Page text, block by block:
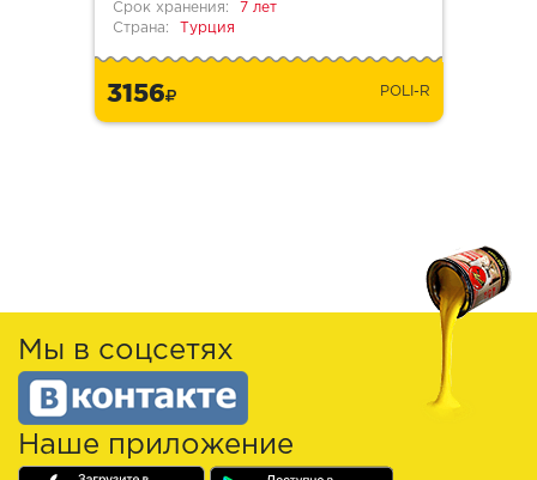
Срок хранения:
7 лет
Страна:
Турция
3156 POLI-R
Мы в соцсетях
Наше приложение